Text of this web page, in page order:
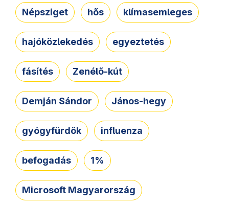
Népsziget hős klímasemleges
hajóközlekedés egyeztetés
fásítés Zenélő-kút
Demján Sándor János-hegy
gyógyfürdők influenza
befogadás 1%
Microsoft Magyarország